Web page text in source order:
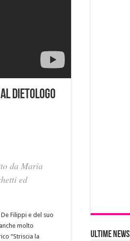
al dietologo
da Maria
ed
Filippi e del suo
molto
“Striscia la
Ultime News